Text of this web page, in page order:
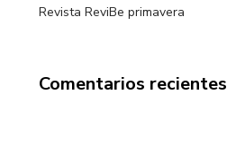
Revista ReviBe primavera
Comentarios recientes